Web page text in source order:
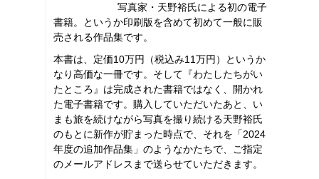
写真家・天野裕氏による初の電子
書籍。というか印刷版を含めて初めて一般に販
売される作品集です。
本書は、定価10万円（税込み11万円）というか
なり高価な一冊です。そして『わたしたちがい
たところ』は完成された書籍ではなく、開かれ
た電子書籍です。購入していただいたあと、い
まも旅を続けながら写真を撮り続ける天野裕氏
のもとに新作が貯まった時点で、それを「2024
年度の追加作品集」のようなかたちで、ご指定
のメールアドレスまで送らせていただきます。